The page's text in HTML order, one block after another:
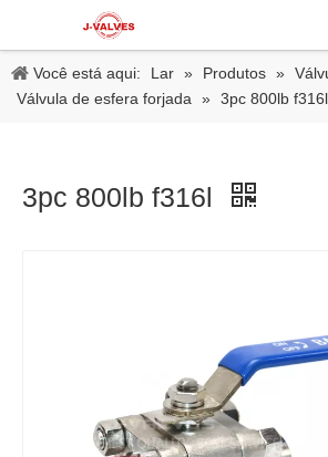
Você está aqui: Lar » Produtos »
Válvula de esfera forjada
» 3pc 800lb f316l
3pc 800lb f316l